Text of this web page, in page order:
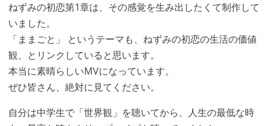
ねずみの初恋第1章は、その感覚を生み出したくて制作して
いました。
「ままごと」 というテーマも、ねずみの初恋の生活の価値
観、とリンクしていると思います。
本当に素晴らしいMVになっています。
ぜひ皆さん、絶対に見てください。
自分は中学生で「世界観」を聴いてから、人生の最低な時